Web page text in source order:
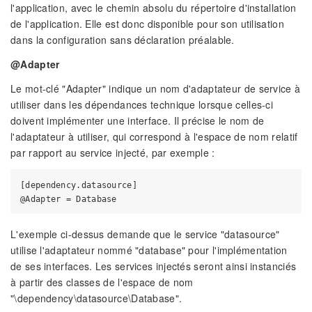
l'application, avec le chemin absolu du répertoire d'installation
de l'application. Elle est donc disponible pour son utilisation
dans la configuration sans déclaration préalable.
@Adapter
Le mot-clé "Adapter" indique un nom d'adaptateur de service à
utiliser dans les dépendances technique lorsque celles-ci
doivent implémenter une interface. Il précise le nom de
l'adaptateur à utiliser, qui correspond à l'espace de nom relatif
par rapport au service injecté, par exemple :
[dependency.datasource]
L'exemple ci-dessus demande que le service "datasource"
utilise l'adaptateur nommé "database" pour l'implémentation
de ses interfaces. Les services injectés seront ainsi instanciés
à partir des classes de l'espace de nom
"\dependency\datasource\Database".